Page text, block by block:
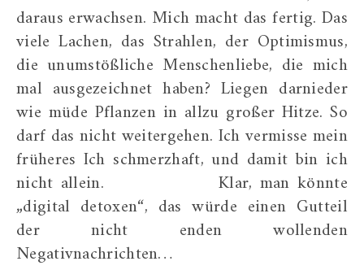
daraus erwachsen. Mich macht das fertig. Das
viele Lachen, das Strahlen, der Optimismus,
die unumstößliche Menschenliebe, die mich
mal ausgezeichnet haben? Liegen darnieder
wie müde Pflanzen in allzu großer Hitze. So
darf das nicht weitergehen. Ich vermisse mein
früheres Ich schmerzhaft, und damit bin ich
nicht allein. Klar, man könnte
„digital detoxen“, das würde einen Gutteil
der nicht enden wollenden
Negativnachrichten…